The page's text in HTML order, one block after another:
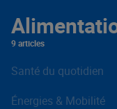
9 articles
Santé du quotidien
Énergies & Mobilité